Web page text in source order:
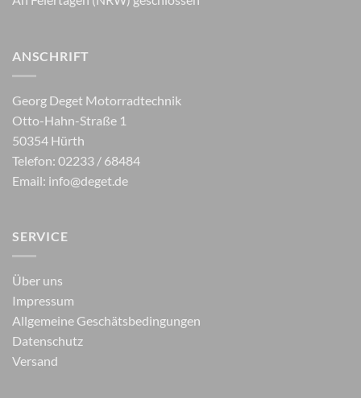
ANSCHRIFT
Georg Deget Motorradtechnik
Otto-Hahn-Straße 1
50354 Hürth
Telefon: 02233 / 68484
Email: info@deget.de
SERVICE
Über uns
Impressum
Allgemeine Geschätsbedingungen
Datenschutz
Versand